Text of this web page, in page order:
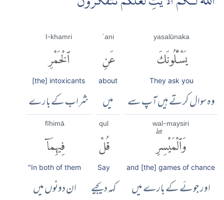
yasalūnaka
يَسْـَٔلُونَكَ
They ask you
وہ سوال کرتے ہیں آپ سے
ʿani
عَنِ
about
میں
l-khamri
ٱلْخَمْرِ
[the] intoxicants
شراب کے بارے
wal-maysiri
وَٱلْمَيْسِرِۖ
and [the] games of chance
اور جوئے کے بارے میں
qul
قُلْ
Say
کہہ دیجیے
fīhimā
فِيهِمَآ
"In both of them
ان دونوں میں